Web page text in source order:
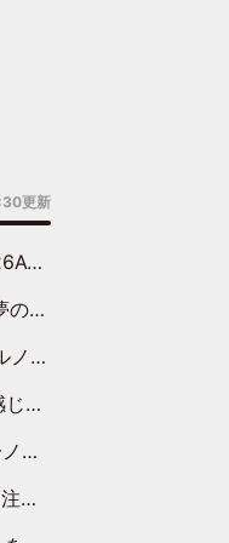
更新
任
ージ
同士の絆
手で
就任
台裏